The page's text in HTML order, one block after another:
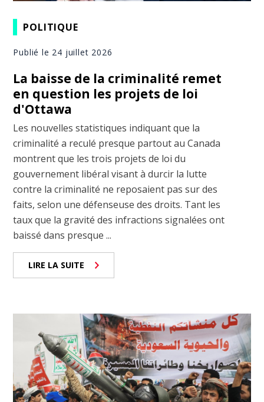
POLITIQUE
Publié le 24 juillet 2026
La baisse de la criminalité remet
en question les projets de loi
d'Ottawa
Les nouvelles statistiques indiquant que la
criminalité a reculé presque partout au Canada
montrent que les trois projets de loi du
gouvernement libéral visant à durcir la lutte
contre la criminalité ne reposaient pas sur des
faits, selon une défenseuse des droits. Tant les
taux que la gravité des infractions signalées ont
baissé dans presque ...
LIRE LA SUITE